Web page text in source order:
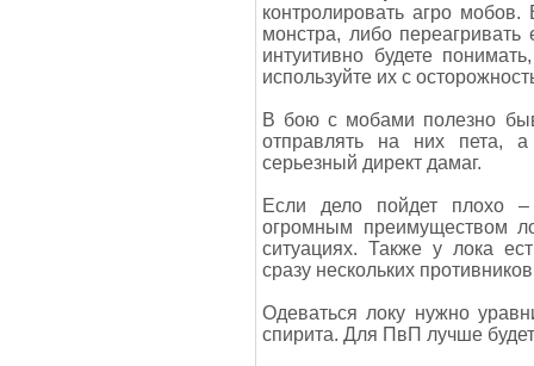
контролировать агро
монстра, либо
интуитивно будете
используйте их с
В бою с мобами полезно
отправлять на них пета,
серьезный директ дамаг.
Если дело пойдет плохо –
огромным преимуществом
ситуациях. Также у лока
сразу нескольких
Одеваться локу нужно
спирита. Для ПвП лучше